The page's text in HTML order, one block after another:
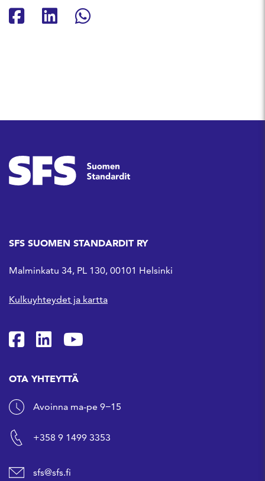
Jaa Facebookissa
Jaa Linkedinissä
Jaa Whatsappissa
SFS SUOMEN STANDARDIT RY
Malminkatu 34, PL 130, 00101 Helsinki
Kulkuyhteydet ja kartta
SFS Facebookissa
SFS Linkedinissä
SFS Youtubessa
OTA YHTEYTTÄ
Avoinna ma-pe 9−15
+358 9 1499 3353
sfs@sfs.fi